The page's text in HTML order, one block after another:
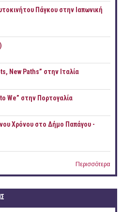
Πάγκου στην Ιαπωνική
New Paths” στην Ιταλία
We” στην Πορτογαλία
Χρόνου στο Δήμο Παπάγου -
Περισσότερα